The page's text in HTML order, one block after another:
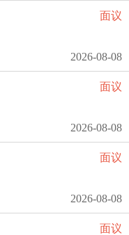
面议
2026-08-08
面议
2026-08-08
面议
2026-08-08
面议